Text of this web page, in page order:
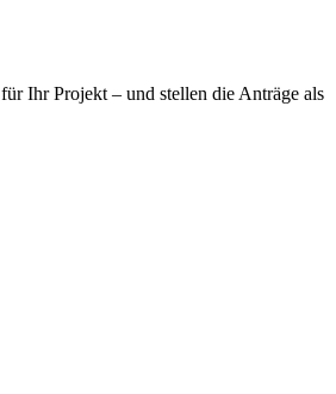
für Ihr Projekt – und stellen die Anträge als